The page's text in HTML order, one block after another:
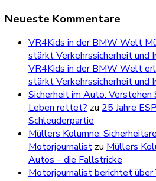
Neueste Kommentare
VR4Kids in der BMW Welt
stärkt Verkehrssicherheit und
VR4Kids in der BMW Welt
stärkt Verkehrssicherheit und
Sicherheit im Auto: Verstehen
Leben rettet? zu 25 Jahre
Schleuderpartie
Müllers Kolumne:
Motorjournalist zu Müllers
Autos – die Fallstricke
Motorjournalist berichtet über